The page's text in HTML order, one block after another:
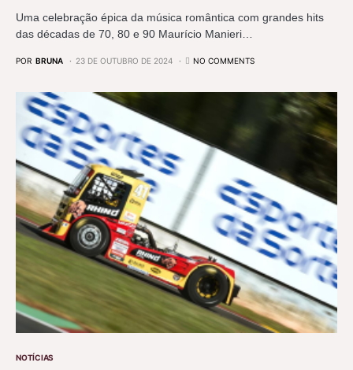
Uma celebração épica da música romântica com grandes hits
das décadas de 70, 80 e 90 Maurício Manieri…
POR BRUNA 23 DE OUTUBRO DE 2024 NO COMMENTS
NOTÍCIAS